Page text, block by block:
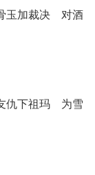
玉加裁决 对酒
仇下祖玛 为雪